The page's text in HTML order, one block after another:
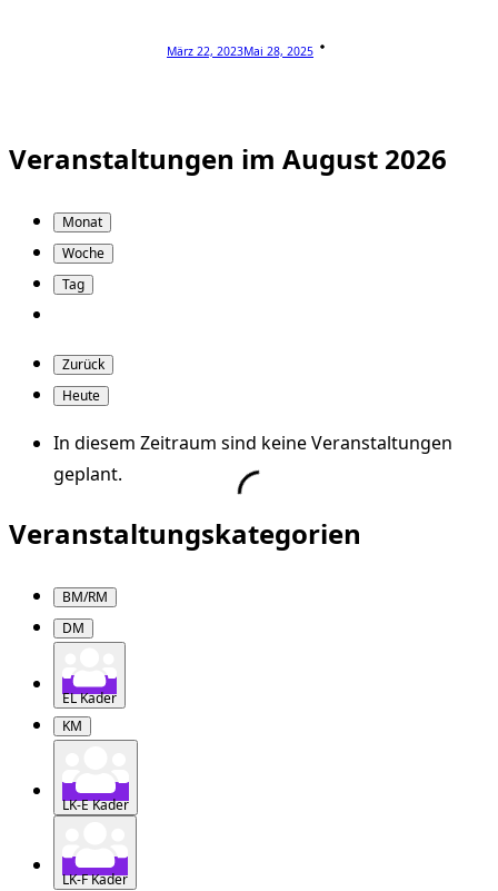
März 22, 2023Mai 28, 2025
Veranstaltungen im August 2026
Monat
Woche
Tag
Zurück
Heute
In diesem Zeitraum sind keine Veranstaltungen
geplant.
Veranstaltungskategorien
BM/RM
DM
EL Kader
KM
LK-E Kader
LK-F Kader